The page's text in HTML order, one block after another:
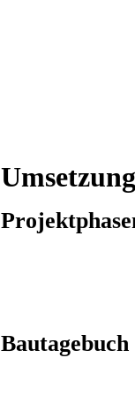
Umsetzung
Bautagebuch